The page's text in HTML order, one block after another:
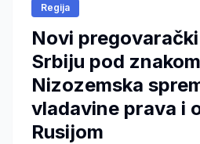
Regija
Novi
Srbiju pod
Nizozemska
vladavine prava i
Rusijom